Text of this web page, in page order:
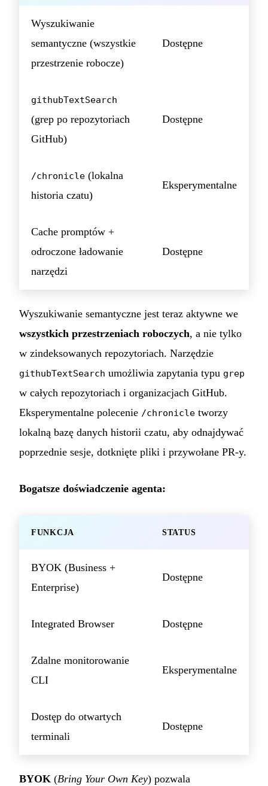
Wyszukiwanie
semantyczne (wszystkie
przestrzenie robocze)
Dostępne
githubTextSearch
(grep po repozytoriach
GitHub)
Dostępne
/chronicle (lokalna
historia czatu)
Eksperymentalne
Cache promptów +
odroczone ładowanie
narzędzi
Dostępne
Wyszukiwanie semantyczne jest teraz aktywne we
wszystkich przestrzeniach roboczych, a nie tylko
w zindeksowanych repozytoriach. Narzędzie
githubTextSearch umożliwia zapytania typu grep
w całych repozytoriach i organizacjach GitHub.
Eksperymentalne polecenie /chronicle tworzy
lokalną bazę danych historii czatu, aby odnajdywać
poprzednie sesje, dotknięte pliki i przywołane PR-y.
Bogatsze doświadczenie agenta:
FUNKCJA STATUS
BYOK (Business +
Enterprise)
Dostępne
Integrated Browser Dostępne
Zdalne monitorowanie
CLI
Eksperymentalne
Dostęp do otwartych
terminali
Dostępne
BYOK (Bring Your Own Key) pozwala